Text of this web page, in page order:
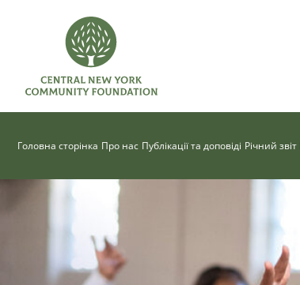
Головна сторінка Про нас Публікації та доповіді Річний звіт